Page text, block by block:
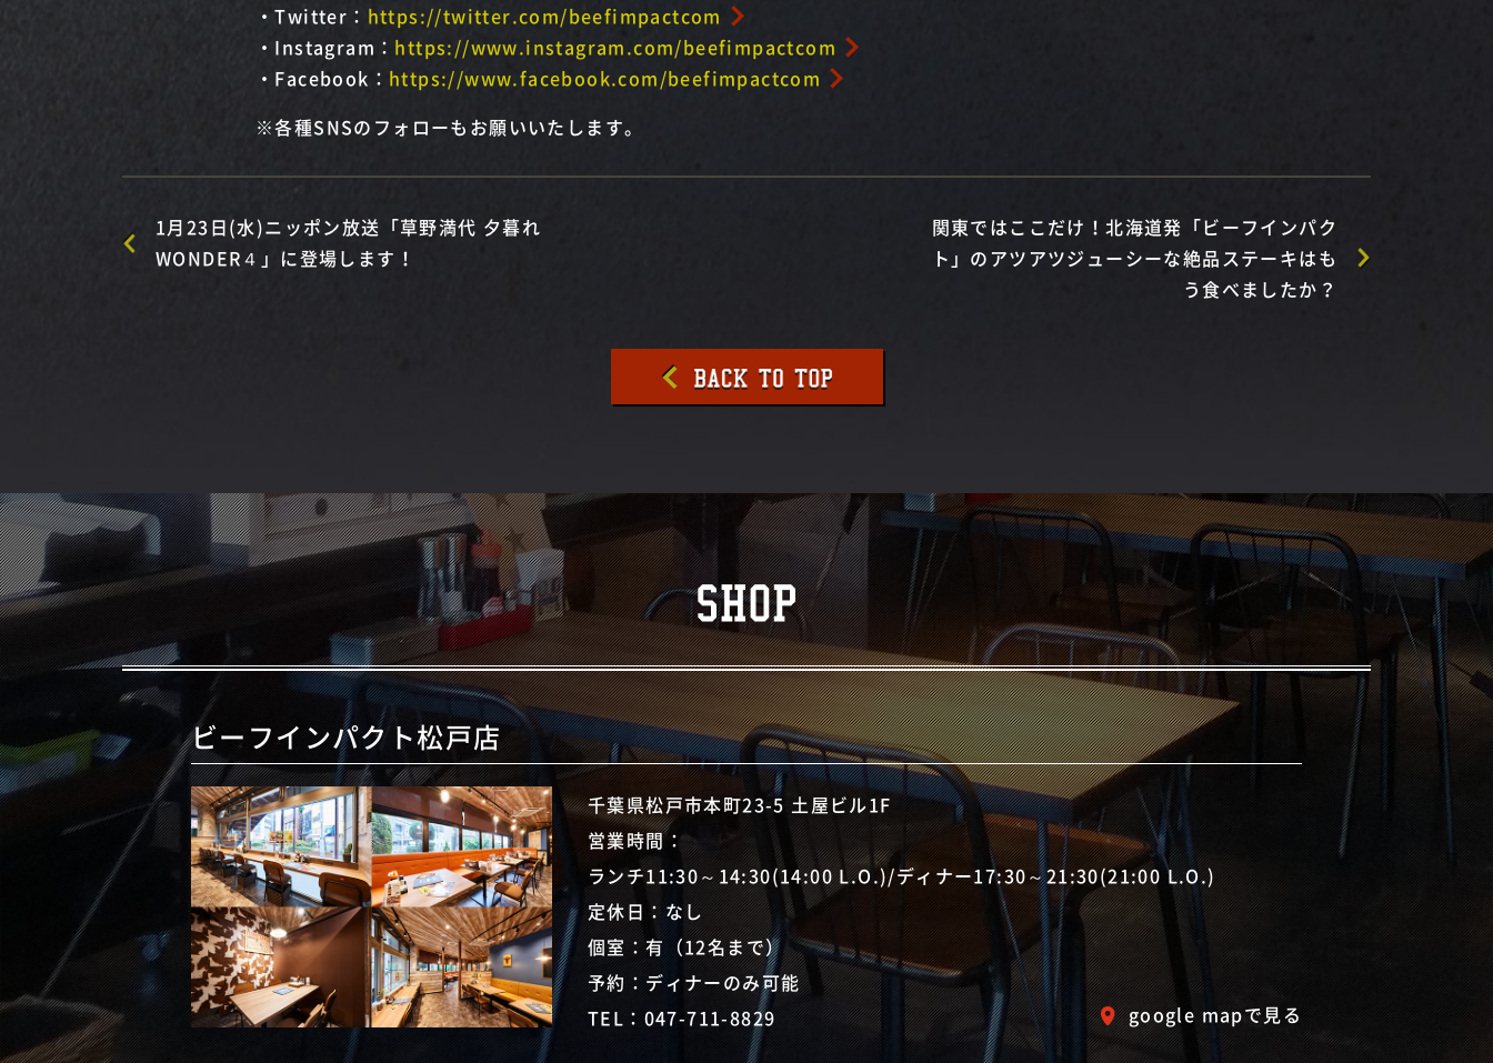
・Twitter： https://twitter.com/beefimpactcom
・Instagram： https://www.instagram.com/beefimpactcom
・Facebook： https://www.facebook.com/beefimpactcom
※各種SNSのフォローもお願いいたします。
1月23日(水)ニッポン放送「草野満代 夕暮れ
WONDER４」に登場します！
関東ではここだけ！北海道発「ビーフインパク
ト」のアツアツジューシーな絶品ステーキはも
う食べましたか？
ビーフインパクト松戸店
千葉県松戸市本町23-5 土屋ビル1F
営業時間：
ランチ11:30～14:30(14:00 L.O.)/ディナー17:30～21:30(21:00 L.O.)
定休日：なし
個室：有（12名まで）
予約：ディナーのみ可能
TEL：047-711-8829 google mapで見る